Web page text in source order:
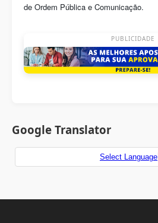
de Ordem Pública e Comunicação.
PUBLICIDADE
Google Translator
Select Language